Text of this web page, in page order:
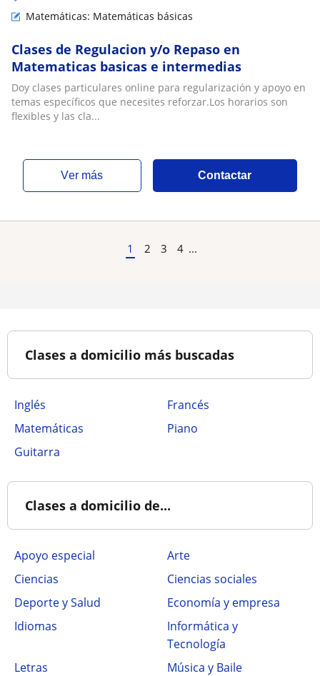
Matemáticas: Matemáticas básicas
Clases de Regulacion y/o Repaso en
Matematicas basicas e intermedias
Doy clases particulares online para regularización y apoyo en
temas específicos que necesites reforzar.Los horarios son
flexibles y las cla...
ver más Contactar
1 2 3 4 ...
Clases a domicilio más buscadas
Inglés
Francés
Matemáticas
Piano
Guitarra
Clases a domicilio de...
Apoyo especial
Arte
Ciencias
Ciencias sociales
Deporte y Salud
Economía y empresa
Idiomas
Informática y
Tecnología
Letras
Música y Baile